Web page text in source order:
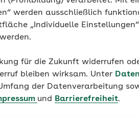
werden ausschließlich
„Individuelle
für die Zukunft widerrufen
bleiben wirksam. Unter
der Datenverarbeitung
und Barrierefreiheit.
werden, wenn die
Bis zu diesem
gezahlt werden.
Betrag beitragspflichtig.